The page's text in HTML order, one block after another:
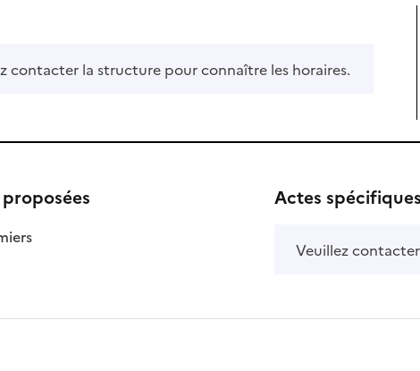
contacter la structure pour connaître les horaires.
: disponible
: non disponible
Actes spécifiques
Veuillez